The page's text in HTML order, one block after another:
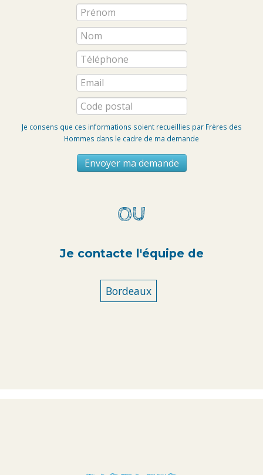
Je consens que ces informations soient recueillies par Frères des
Hommes dans le cadre de ma demande
OU
Je contacte l'équipe de
Bordeaux